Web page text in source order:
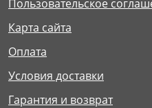
Пользовательское
Карта сайта
Оплата
Условия доставки
Гарантия и возврат